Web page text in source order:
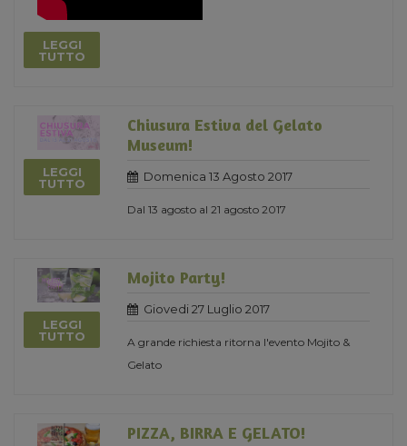
LEGGI
TUTTO
LEGGI
TUTTO
Chiusura Estiva del Gelato
Museum!
Domenica 13 Agosto 2017
Dal 13 agosto al 21 agosto 2017
LEGGI
TUTTO
Mojito Party!
Giovedi 27 Luglio 2017
A grande richiesta ritorna l'evento Mojito &
Gelato
PIZZA, BIRRA E GELATO!